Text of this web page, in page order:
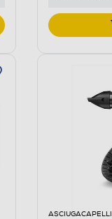
ASCIUGACAPELLI